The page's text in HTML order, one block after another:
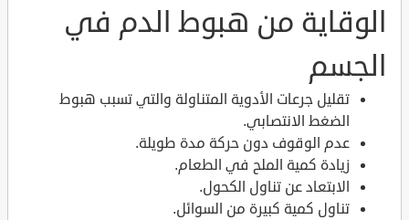
الوقاية من هبوط الدم في
الجسم
تقليل جرعات الأدوية المتناولة والتي تسبب هبوط
الضغط الانتصابي.
عدم الوقوف دون حركة مدة طويلة.
زيادة كمية الملح في الطعام.
الابتعاد عن تناول الكحول.
تناول كمية كبيرة من السوائل.